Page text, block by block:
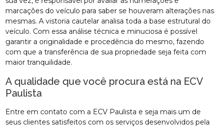
marcações do veículo para saber se houveram alterações nas
mesmas. A vistoria cautelar analisa toda a base estrutural do
veículo. Com essa análise técnica e minuciosa é possível
garantir a originalidade e procedência do mesmo, fazendo
com que a transferência de sua propriedade seja feita com
maior tranquilidade.
A qualidade que você procura está na ECV
Paulista
Entre em contato com a ECV Paulista e seja mais um de
seus clientes satisfeitos com os serviços desenvolvidos pela